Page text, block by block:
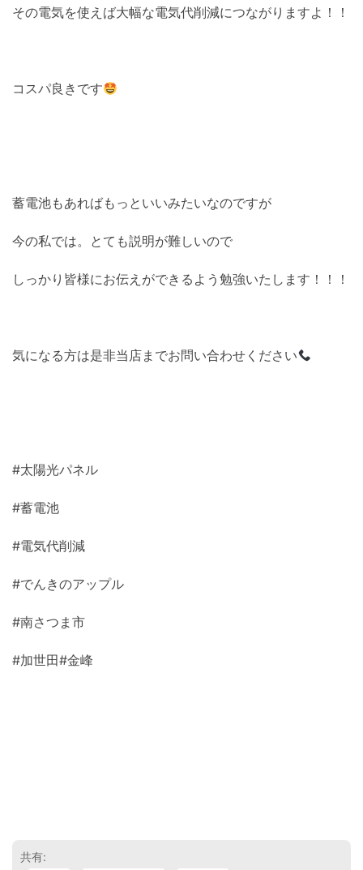
その電気を使えば大幅な電気代削減につながりますよ！！
コスパ良きです
蓄電池もあればもっといいみたいなのですが
今の私では。とても説明が難しいので
しっかり皆様にお伝えができるよう勉強いたします！！！
気になる方は是非当店までお問い合わせください
#太陽光パネル
#蓄電池
#電気代削減
#でんきのアップル
#南さつま市
#加世田#金峰
共有: